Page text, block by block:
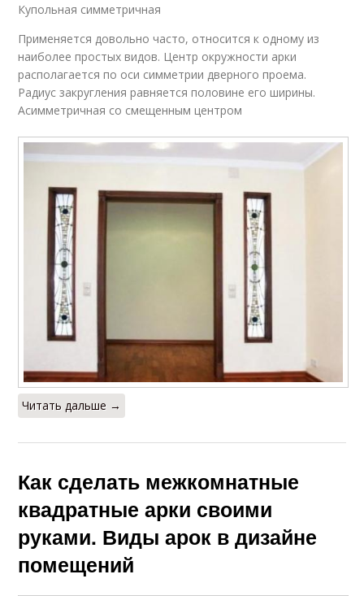
Межкомнатные арки Арки из гипсокартона
Трапециевидные
Круглые арки
Античные арки Восточные арки
Тайские арки
Арка из гипсокартона
Купольная симметричная
Применяется довольно часто, относится к одному из
наиболее простых видов. Центр окружности арки
располагается по оси симметрии дверного проема.
Радиус закругления равняется половине его ширины.
Асимметричная со смещенным центром
Читать дальше →
Как сделать межкомнатные
квадратные арки своими
руками. Виды арок в дизайне
помещений